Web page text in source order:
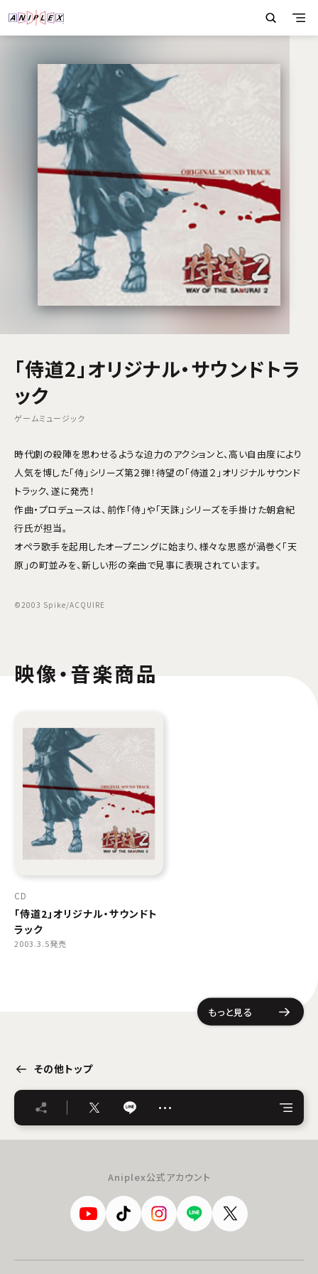
「侍道2」オリジナル・サウンドトラ
ック
ゲームミュージック
時代劇の殺陣を思わせるような迫力のアクションと、高い自由度により
人気を博した「侍」シリーズ第２弾！待望の「侍道２」オリジナルサウンド
トラック、遂に発売！
作曲・プロデュースは、前作「侍」や「天誅」シリーズを手掛けた朝倉紀
行氏が担当。
オペラ歌手を起用したオープニングに始まり、様々な思惑が渦巻く「天
原」の町並みを、新しい形の楽曲で見事に表現されています。
©2003 Spike/ACQUIRE
映像・音楽商品
CD
「侍道2」オリジナル・サウンドト
ラック
2003.3.5発売
もっと見る
その他トップ
…
Aniplex公式アカウント